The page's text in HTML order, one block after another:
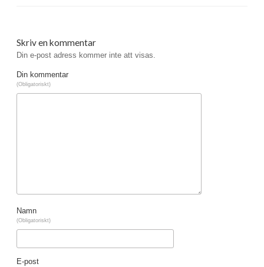
Skriv en kommentar
Din e-post adress kommer inte att visas.
Din kommentar
(Obligatoriskt)
Namn
(Obligatoriskt)
E-post